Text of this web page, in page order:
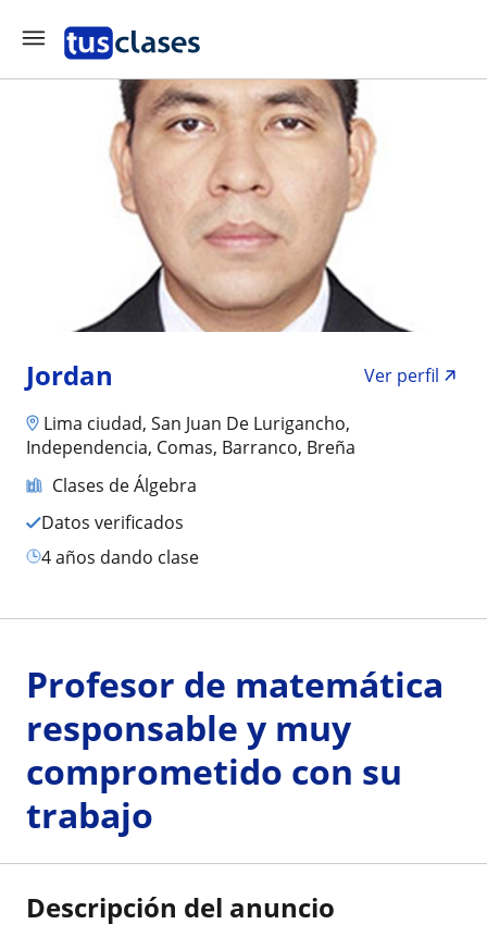
Jordan
Ver perfil
Lima ciudad, San Juan De Lurigancho,
Independencia, Comas, Barranco, Breña
Clases de Álgebra
Datos verificados
4 años dando clase
Profesor de matemática
responsable y muy
comprometido con su
trabajo
Descripción del anuncio